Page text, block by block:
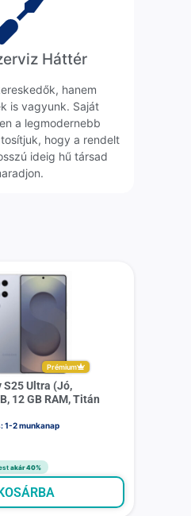
Háttér
hanem
is vagyunk. Saját
a legmodernebb
hogy a rendelt
ideig hű társad
Prémium
S25 Ultra (Jó,
12 GB RAM, Titán
1-2 munkanap
akár 40%